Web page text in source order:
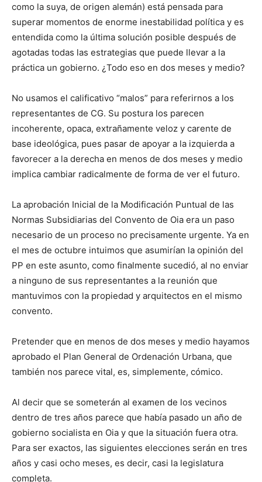
como la suya, de origen alemán) está pensada para
superar momentos de enorme inestabilidad política y es
entendida como la última solución posible después de
agotadas todas las estrategias que puede llevar a la
práctica un gobierno. ¿Todo eso en dos meses y medio?
No usamos el calificativo “malos” para referirnos a los
representantes de CG. Su postura los parecen
incoherente, opaca, extrañamente veloz y carente de
base ideológica, pues pasar de apoyar a la izquierda a
favorecer a la derecha en menos de dos meses y medio
implica cambiar radicalmente de forma de ver el futuro.
La aprobación Inicial de la Modificación Puntual de las
Normas Subsidiarias del Convento de Oia era un paso
necesario de un proceso no precisamente urgente. Ya en
el mes de octubre intuimos que asumirían la opinión del
PP en este asunto, como finalmente sucedió, al no enviar
a ninguno de sus representantes a la reunión que
mantuvimos con la propiedad y arquitectos en el mismo
convento.
Pretender que en menos de dos meses y medio hayamos
aprobado el Plan General de Ordenación Urbana, que
también nos parece vital, es, simplemente, cómico.
Al decir que se someterán al examen de los vecinos
dentro de tres años parece que había pasado un año de
gobierno socialista en Oia y que la situación fuera otra.
Para ser exactos, las siguientes elecciones serán en tres
años y casi ocho meses, es decir, casi la legislatura
completa.